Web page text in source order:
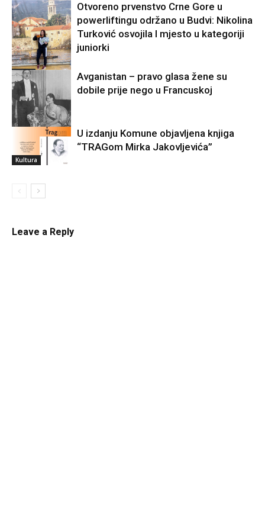
Sport
Otvoreno prvenstvo Crne Gore u
powerliftingu održano u Budvi: Nikolina
Turković osvojila I mjesto u kategoriji
juniorki
Avganistan – pravo glasa žene su
dobile prije nego u Francuskoj
Kultura
U izdanju Komune objavljena knjiga
“TRAGom Mirka Jakovljevića”
Leave a Reply